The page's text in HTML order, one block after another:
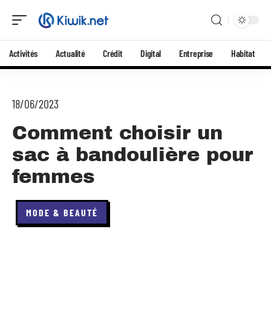
Activités Actualité Crédit Digital Entreprise Habitat
18/06/2023
Comment choisir un
sac à bandoulière pour
femmes
MODE & BEAUTÉ